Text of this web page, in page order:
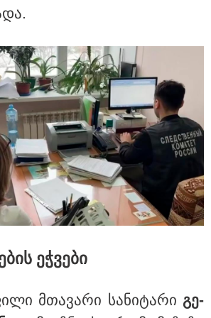
თბილისი - ანტალია 666.80
ლარიდან
თბილისი - ჰერაკლიონი 1370.80
ლარიდან
თბილისი - ბუდაპეშტი 1328.20
თბილისი - რომი 894.40 ლარიდან
ეჭ­ვე­ბი
მთა­ვა­რი სა­ნი­ტა­რი გე­